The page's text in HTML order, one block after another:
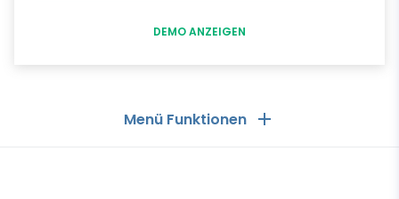
DEMO ANZEIGEN
Menü Funktionen